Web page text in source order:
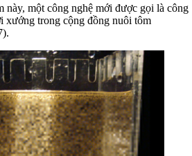
này, một công nghệ mới được gọi là công
xướng trong cộng đồng nuôi tôm